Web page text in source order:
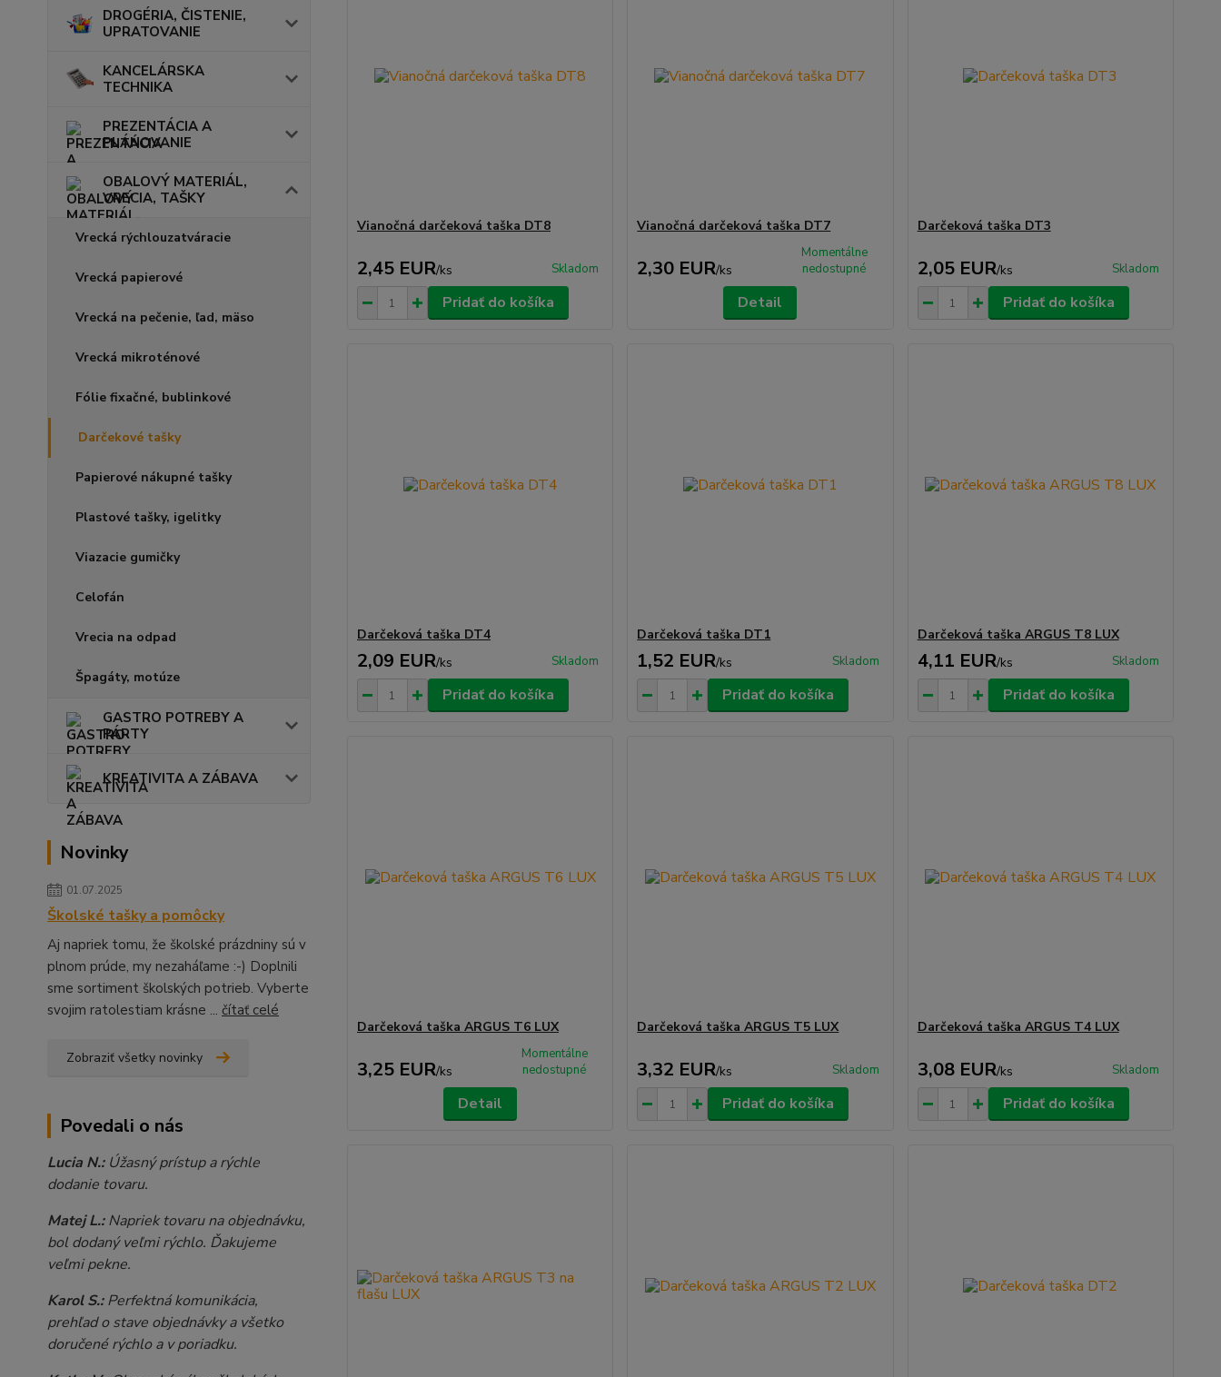
DROGÉRIA, ČISTENIE,
UPRATOVANIE
KANCELÁRSKA
TECHNIKA
PREZENTÁCIA A
PLÁNOVANIE
OBALOVÝ MATERIÁL,
VRECIA, TAŠKY
Vrecká rýchlouzatváracie
Vrecká papierové
Vrecká na pečenie, ľad, mäso
Vrecká mikroténové
Fólie fixačné, bublinkové
Darčekové tašky
Papierové nákupné tašky
Plastové tašky, igelitky
Viazacie gumičky
Celofán
Vrecia na odpad
Špagáty, motúze
GASTRO POTREBY A
PÁRTY
KREATIVITA A ZÁBAVA
Novinky
01.07.2025
Školské tašky a pomôcky
Aj napriek tomu, že školské prázdniny sú v
plnom prúde, my nezaháľame :-) Doplnili
sme sortiment školských potrieb. Vyberte
svojim ratolestiam krásne ... čítať celé
Zobraziť všetky novinky
Povedali o nás
Lucia N.:Úžasný prístup a rýchle
dodanie tovaru.
Matej L.:Napriek tovaru na objednávku,
bol dodaný veľmi rýchlo. Ďakujeme
veľmi pekne.
Karol S.:Perfektná komunikácia,
prehľad o stave objednávky a všetko
doručené rýchlo a v poriadku.
Vianočná darčeková taška DT8
2,45 EUR/ks Skladom
Pridať do košíka
Vianočná darčeková taška DT7
2,30 EUR/ks
Momentálne
nedostupné
Detail
Darčeková taška DT3
2,05 EUR/ks Skladom
Pridať do košíka
Darčeková taška DT4
2,09 EUR/ks Skladom
Pridať do košíka
Darčeková taška DT1
1,52 EUR/ks Skladom
Pridať do košíka
Darčeková taška ARGUS T8 LUX
4,11 EUR/ks Skladom
Pridať do košíka
Darčeková taška ARGUS T6 LUX
3,25 EUR/ks
Momentálne
nedostupné
Detail
Darčeková taška ARGUS T5 LUX
3,32 EUR/ks Skladom
Pridať do košíka
Darčeková taška ARGUS T4 LUX
3,08 EUR/ks Skladom
Pridať do košíka